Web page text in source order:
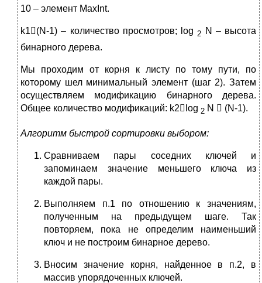
10 – элемент MaxInt.
k1(N-1) – количество просмотров; log 2 N – высота
бинарного дерева.
Мы проходим от корня к листу по тому пути, по
которому шел минимальный элемент (шаг 2). Затем
осуществляем модификацию бинарного дерева.
Общее количество модификаций: k2log 2 N  (N-1).
Алгоритм быстрой сортировки выбором:
Сравниваем пары соседних ключей и
запоминаем значение меньшего ключа из
каждой пары.
Выполняем п.1 по отношению к значениям,
полученным на предыдущем шаге. Так
повторяем, пока не определим наименьший
ключ и не построим бинарное дерево.
Вносим значение корня, найденное в п.2, в
массив упорядоченных ключей.